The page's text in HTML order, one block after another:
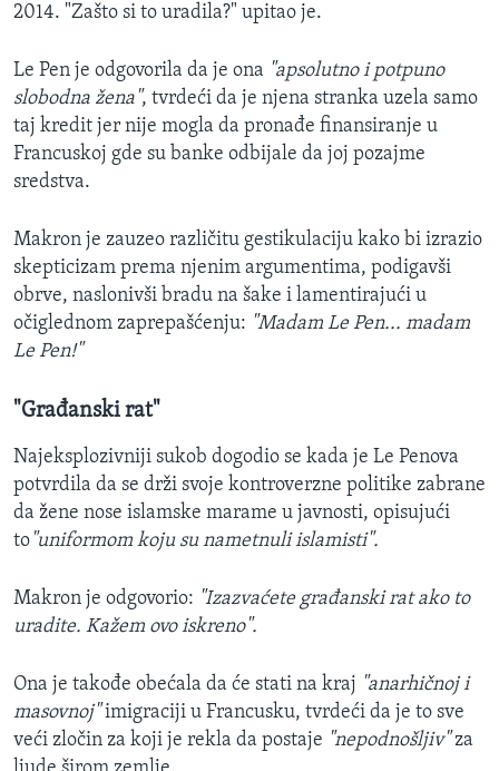
2014. "Zašto si to uradila?" upitao je.
Le Pen je odgovorila da je ona "apsolutno i potpuno
slobodna žena", tvrdeći da je njena stranka uzela samo
taj kredit jer nije mogla da pronađe finansiranje u
Francuskoj gde su banke odbijale da joj pozajme
sredstva.
Makron je zauzeo različitu gestikulaciju kako bi izrazio
skepticizam prema njenim argumentima, podigavši
obrve, naslonivši bradu na šake i lamentirajući u
očiglednom zaprepašćenju: "Madam Le Pen... madam
Le Pen!"
"Građanski rat"
Najeksplozivniji sukob dogodio se kada je Le Penova
potvrdila da se drži svoje kontroverzne politike zabrane
da žene nose islamske marame u javnosti, opisujući
to"uniformom koju su nametnuli islamisti".
Makron je odgovorio: "Izazvaćete građanski rat ako to
uradite. Kažem ovo iskreno".
Ona je takođe obećala da će stati na kraj "anarhičnoj i
masovnoj"imigraciji u Francusku, tvrdeći da je to sve
veći zločin za koji je rekla da postaje "nepodnošljiv"za